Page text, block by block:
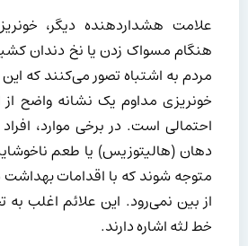
علامت هشداردهنده دیگر،
هنگام مسواک زدن یا نخ دندان
مردم به اشتباه تصور می‌کنند که
خونریزی مداوم یک نشانه واضح از
احتمالی است. در برخی موارد،
دهان (هالیتوزیس) یا طعم
متوجه شوند که با اقدامات
از بین نمی‌رود. این علائم اغلب
خط لثه اشاره دارند.